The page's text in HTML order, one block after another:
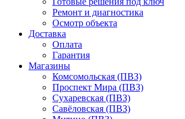
Ремонт и диагностика
Осмотр объекта
Доставка
Оплата
Гарантия
Магазины
Комсомольская (ПВЗ)
Проспект Мира (ПВЗ)
Сухаревская (ПВЗ)
Савёловская (ПВЗ)